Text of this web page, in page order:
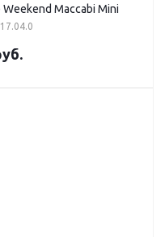
Maccabi Mini